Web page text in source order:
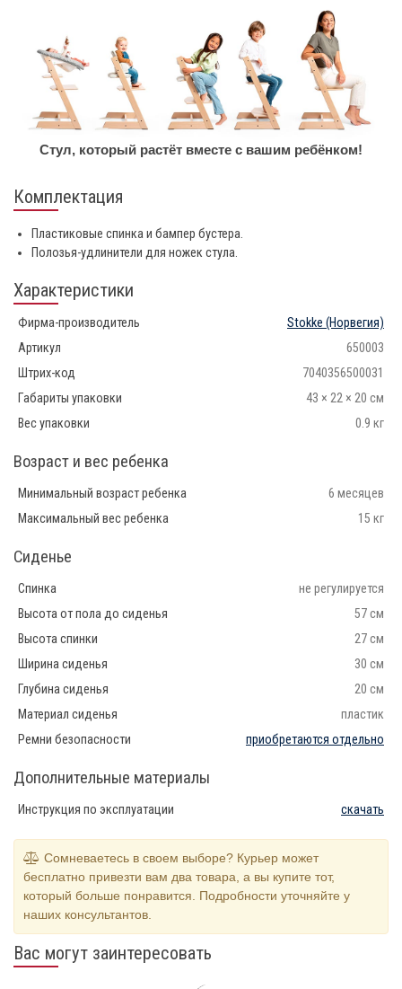
Стул, который растёт вместе с вашим ребёнком!
Комплектация
Пластиковые спинка и бампер бустера.
Полозья-удлинители для ножек стула.
Характеристики
Фирма-производитель Stokke (Норвегия)
Артикул
650003
Штрих-код
7040356500031
Габариты упаковки
43 × 22 × 20 см
Вес упаковки
0.9 кг
Возраст и вес ребенка
Минимальный возраст ребенка
6 месяцев
Максимальный вес ребенка
15 кг
Сиденье
Спинка
не регулируется
Высота от пола до сиденья
57 см
Высота спинки
27 см
Ширина сиденья
30 см
Глубина сиденья
20 см
Материал сиденья
пластик
Ремни безопасности
приобретаются отдельно
Дополнительные материалы
Инструкция по эксплуатации скачать
Сомневаетесь в своем выборе? Курьер может
бесплатно привезти вам два товара, а вы купите тот,
который больше понравится. Подробности уточняйте у
наших консультантов.
Вас могут заинтересовать